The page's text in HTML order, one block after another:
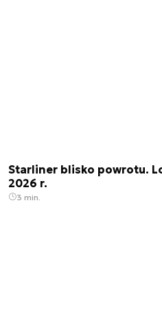
Starliner blisko powrotu.
2026 r.
3 min.